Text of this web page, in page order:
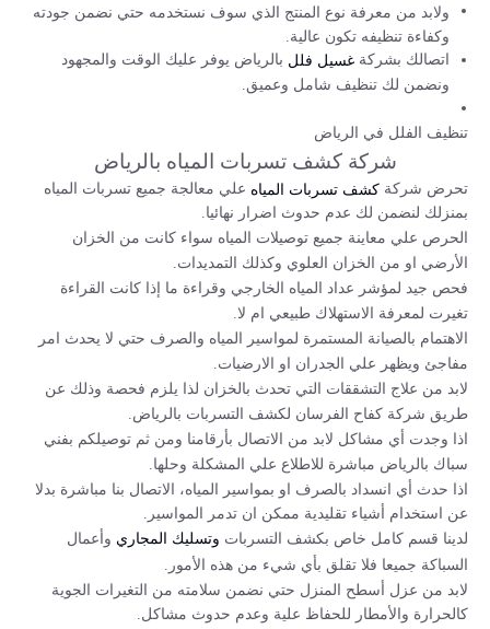
ولابد من معرفة نوع المنتج الذي سوف نستخدمه حتي نضمن جودته
وكفاءة تنظيفه تكون عالية.
اتصالك بشركة غسيل فلل بالرياض يوفر عليك الوقت والمجهود
ونضمن لك تنظيف شامل وعميق.
تنظيف الفلل في الرياض
شركة كشف تسربات المياه بالرياض
تحرض شركة كشف تسربات المياه علي معالجة جميع تسربات المياه
بمنزلك لنضمن لك عدم حدوث اضرار نهائيا.
الحرص علي معاينة جميع توصيلات المياه سواء كانت من الخزان
الأرضي او من الخزان العلوي وكذلك التمديدات.
فحص جيد لمؤشر عداد المياه الخارجي وقراءة ما إذا كانت القراءة
تغيرت لمعرفة الاستهلاك طبيعي ام لا.
الاهتمام بالصيانة المستمرة لمواسير المياه والصرف حتي لا يحدث امر
مفاجئ ويظهر علي الجدران او الارضيات.
لابد من علاج التشققات التي تحدث بالخزان لذا يلزم فحصة وذلك عن
طريق شركة كفاح الفرسان لكشف التسربات بالرياض.
اذا وجدت أي مشاكل لابد من الاتصال بأرقامنا ومن ثم توصيلكم بفني
سباك بالرياض مباشرة للاطلاع علي المشكلة وحلها.
اذا حدث أي انسداد بالصرف او بمواسير المياه، الاتصال بنا مباشرة بدلا
عن استخدام أشياء تقليدية ممكن ان تدمر المواسير.
لدينا قسم كامل خاص بكشف التسربات وتسليك المجاري وأعمال
السباكة جميعا فلا تقلق بأي شيء من هذه الأمور.
لابد من عزل أسطح المنزل حتي نضمن سلامته من التغيرات الجوية
كالحرارة والأمطار للحفاظ علية وعدم حدوث مشاكل.